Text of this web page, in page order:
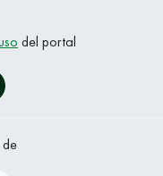
del portal